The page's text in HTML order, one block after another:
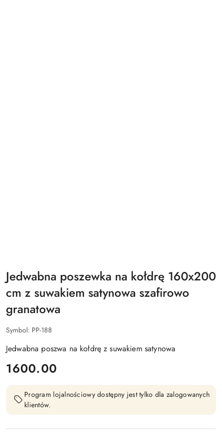
Jedwabna poszewka na kołdrę 160x200
cm z suwakiem satynowa szafirowo
granatowa
Symbol: PP-188
Jedwabna poszwa na kołdrę z suwakiem satynowa
cena:
1600.00
Program lojalnościowy dostępny jest tylko dla zalogowanych
klientów.